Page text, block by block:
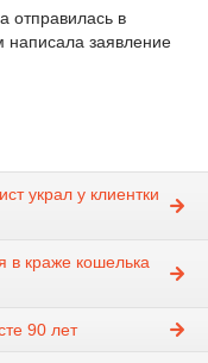
отправилась в
написала заявление
украл у клиентки
краже кошелька
90 лет